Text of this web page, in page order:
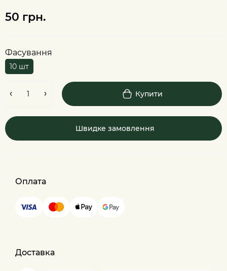
50 грн.
Фасування
10 шт
Купити
Швидке замовлення
Оплата
Доставка